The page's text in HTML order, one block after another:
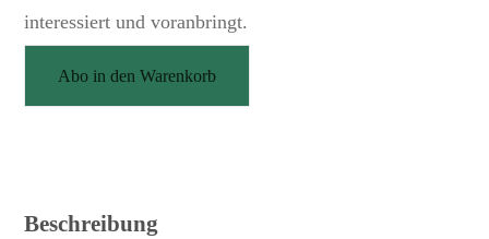
interessiert und voranbringt.
Abo in den Warenkorb
Beschreibung